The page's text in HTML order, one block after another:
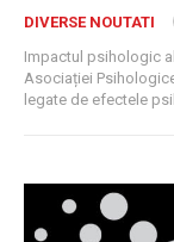
DIVERSE NOUTATI
Impactul psihologic
Asociației
legate de efectele